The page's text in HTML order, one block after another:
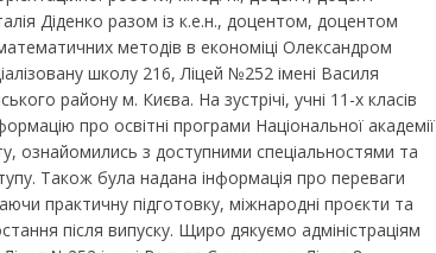
Діденко разом із к.е.н., доцентом, доцентом
методів в економіці Олександром
школу 216, Ліцей №252 імені Василя
району м. Києва. На зустрічі, учні 11-х класів
про освітні програми Національної академії
ознайомились з доступними спеціальностями та
Також була надана інформація про переваги
практичну підготовку, міжнародні проєкти та
після випуску. Щиро дякуємо адміністраціям